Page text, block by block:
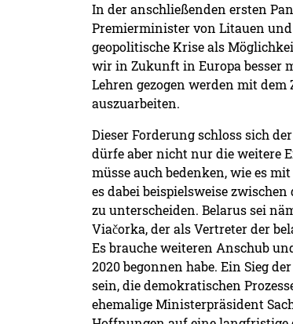
In der anschließenden ersten
Premierminister von Litauen
geopolitische Krise als
wir in Zukunft in Europa besser
Lehren gezogen werden mit
auszuarbeiten.
Dieser Forderung schloss sich
dürfe aber nicht nur die weitere
müsse auch bedenken, wie es
es dabei beispielsweise
zu unterscheiden. Belarus sei
Viačorka, der als Vertreter der
Es brauche weiteren Anschub
2020 begonnen habe. Ein Sieg
sein, die demokratischen
ehemalige Ministerpräsident